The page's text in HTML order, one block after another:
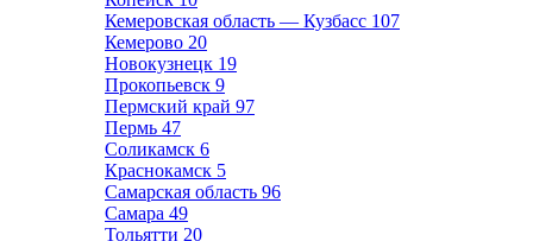
Кемеровская область — Кузбасс 107
Кемерово 20
Новокузнецк 19
Прокопьевск 9
Пермский край 97
Пермь 47
Соликамск 6
Краснокамск 5
Самарская область 96
Самара 49
Тольятти 20